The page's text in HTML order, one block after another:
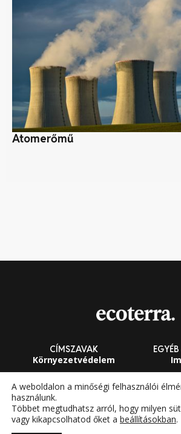
Atomerőmű
CÍMSZAVAK
Környezetvédelem
Fenntarthatóság
Megújuló energia
A weboldalon a minőségi felhasználói
használunk.
Többet megtudhatsz arról, hogy milyen
vagy kikapcsolhatod őket a beállításokban.